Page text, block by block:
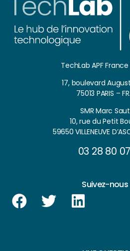
TechLab APF
17, boulevard
75013 PARIS –
SMR Marc
10, rue du Petit
59650 VILLENEUVE
03 28 80
Suivez-nous